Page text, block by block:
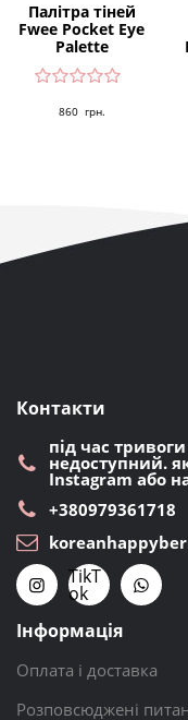
Палітра тіней
Fwee Pocket Eye
Palette
860 грн.
Контакти
під час
недоступний.
Instagram або
+380979361718
TikT
ok
Інформація
Оплата і доставка
Розповсюджені